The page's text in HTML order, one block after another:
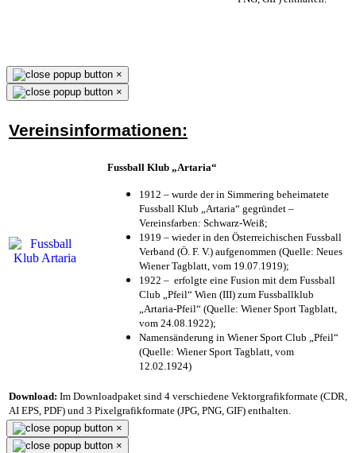
×
×
Vereinsinformationen:
Fussball Klub „Artaria“
1912 – wurde der in Simmering beheimatete
Fussball Klub „Artaria“ gegründet –
Vereinsfarben: Schwarz-Weiß;
1919 – wieder in den Österreichischen Fussball
Verband (Ö. F. V.) aufgenommen (Quelle: Neues
Wiener Tagblatt, vom 19.07.1919);
1922 – erfolgte eine Fusion mit dem Fussball
Club „Pfeil“ Wien (III) zum Fussballklub
„Artaria-Pfeil“ (Quelle: Wiener Sport Tagblatt,
vom 24.08.1922);
Namensänderung in Wiener Sport Club „Pfeil“
(Quelle: Wiener Sport Tagblatt, vom
12.02.1924)
Download: Im Downloadpaket sind 4 verschiedene Vektorgrafikformate (CDR,
AI EPS, PDF) und 3 Pixelgrafikformate (JPG, PNG, GIF) enthalten.
×
×